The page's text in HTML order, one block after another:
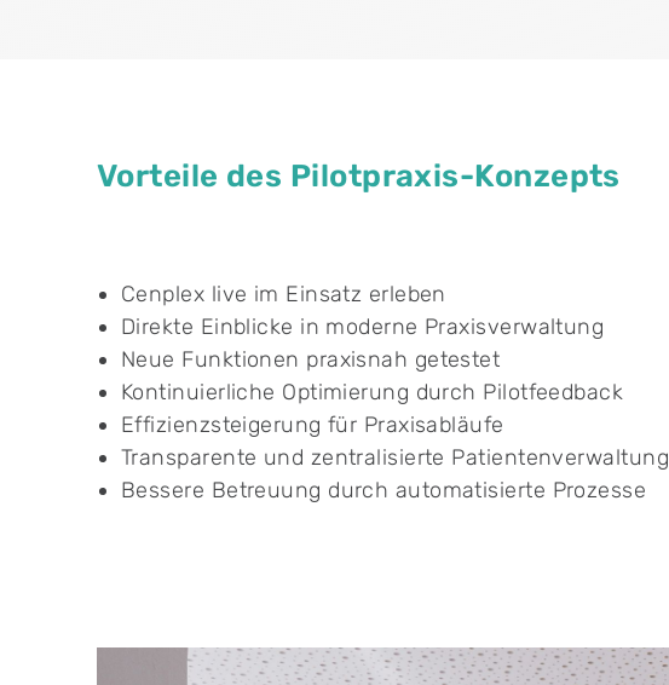
Vorteile des Pilotpraxis-Konzepts
Cenplex live im Einsatz erleben
Direkte Einblicke in moderne Praxisverwaltung
Neue Funktionen praxisnah getestet
Kontinuierliche Optimierung durch Pilotfeedback
Effizienzsteigerung für Praxisabläufe
Transparente und zentralisierte Patientenverwaltung
Bessere Betreuung durch automatisierte Prozesse